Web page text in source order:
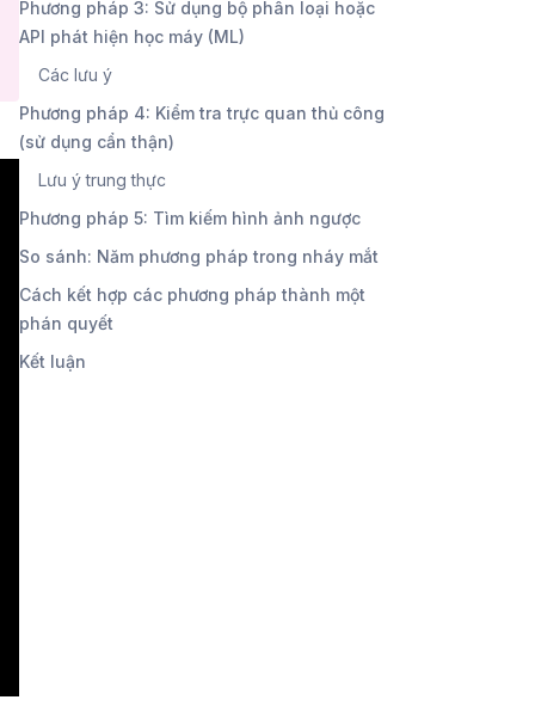
Phương pháp 3: Sử dụng bộ phân loại hoặc
API phát hiện học máy (ML)
Các lưu ý
Phương pháp 4: Kiểm tra trực quan thủ công
(sử dụng cẩn thận)
Lưu ý trung thực
Phương pháp 5: Tìm kiếm hình ảnh ngược
So sánh: Năm phương pháp trong nháy mắt
Cách kết hợp các phương pháp thành một
phán quyết
Kết luận